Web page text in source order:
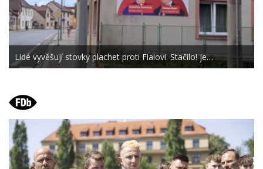
Lidé vyvěšují stovky plachet proti Fialovi. Stačilo! je…